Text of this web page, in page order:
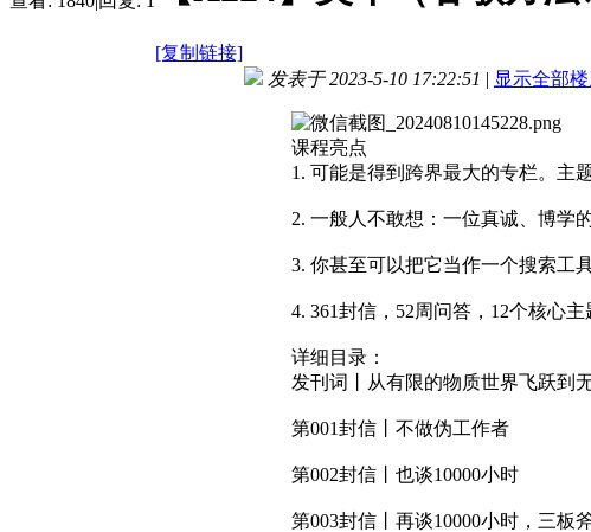
[复制链接]
发表于 2023-5-10 17:22:51 | 显示全部
课程亮点
1. 可能是得到跨界最大的专栏。主
2. 一般人不敢想：一位真诚、博学
3. 你甚至可以把它当作一个搜索工
4. 361封信，52周问答，12个核心主
详细目录：
发刊词丨从有限的物质世界飞跃到
第001封信丨不做伪工作者
第002封信丨也谈10000小时
第003封信丨再谈10000小时，三板